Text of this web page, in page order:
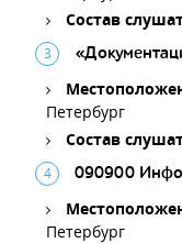
Состав
Петербург
Состав
090900
Петербург